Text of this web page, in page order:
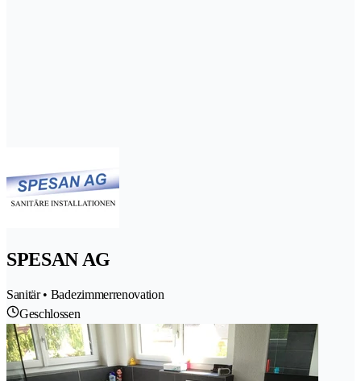
SPESAN AG
Sanitär • Badezimmerrenovation
Geschlossen